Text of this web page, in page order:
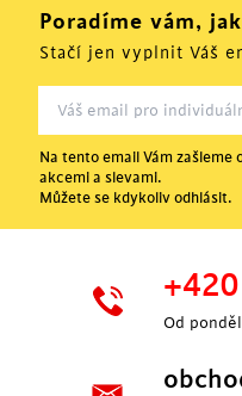
Poradíme vám,
Stačí jen vyplnit Váš
Na tento email Vám zašleme
akcemi a slevami.
Můžete se kdykoliv odhlásit.
Od